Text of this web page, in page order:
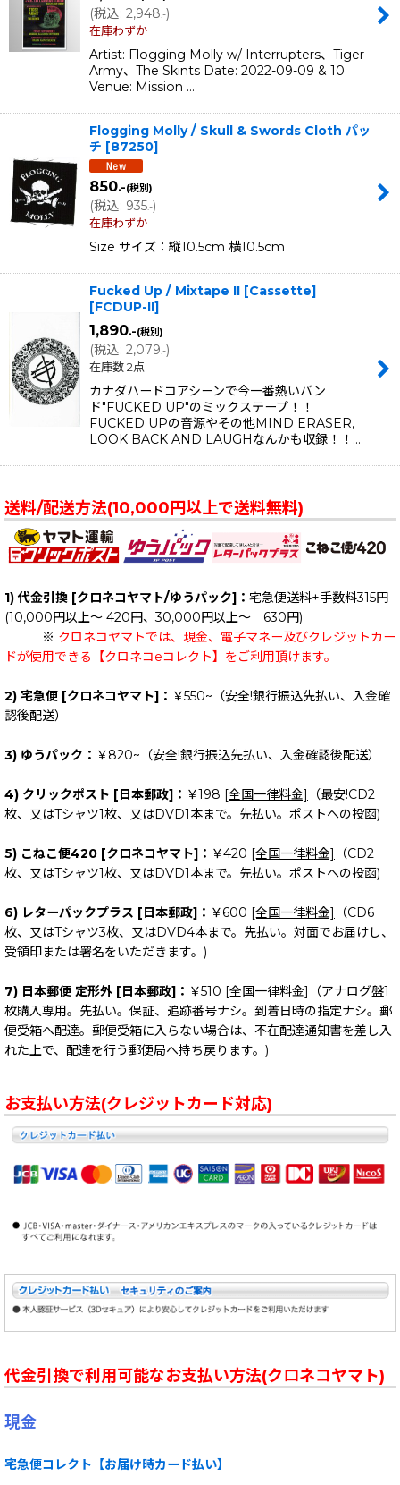
(税込: 2,948.-)
在庫わずか
Artist: Flogging Molly w/ Interrupters、Tiger
Army、The Skints Date: 2022-09-09 & 10
Venue: Mission …
Flogging Molly / Skull & Swords Cloth パッ
チ [87250]
850.-(税別)
(税込: 935.-)
在庫わずか
Size サイズ：縦10.5cm 横10.5cm
Fucked Up / Mixtape II [Cassette]
[FCDUP-II]
1,890.-(税別)
(税込: 2,079.-)
在庫数 2点
カナダハードコアシーンで今一番熱いバン
ド"FUCKED UP"のミックステープ！！
FUCKED UPの音源やその他MIND ERASER,
LOOK BACK AND LAUGHなんかも収録！！…
送料/配送方法(10,000円以上で送料無料)
1) 代金引換 [クロネコヤマト/ゆうパック]： 宅急便送料+手数料315円
(10,000円以上～ 420円、30,000円以上～ 630円)
※ クロネコヤマトでは、現金、電子マネー及びクレジットカー
ドが使用できる【クロネコeコレクト】をご利用頂けます。
2) 宅急便 [クロネコヤマト]： ￥550~（安全!銀行振込先払い、入金確
認後配送）
3) ゆうパック： ￥820~（安全!銀行振込先払い、入金確認後配送）
4) クリックポスト [日本郵政]： ￥198 [全国一律料金]
（最安!CD2
枚、又はTシャツ1枚、又はDVD1本まで。先払い。ポストへの投函)
5) こねこ便420 [クロネコヤマト]： ￥420 [全国一律料金]
（CD2
枚、又はTシャツ1枚、又はDVD1本まで。先払い。ポストへの投函)
6) レターパックプラス [日本郵政]： ￥600 [全国一律料金]
（CD6
枚、又はTシャツ3枚、又はDVD4本まで。先払い。対面でお届けし、
受領印または署名をいただきます。)
7) 日本郵便 定形外 [日本郵政]： ￥510 [全国一律料金]
（アナログ盤1
枚購入専用。先払い。保証、追跡番号ナシ。到着日時の指定ナシ。郵
便受箱へ配達。郵便受箱に入らない場合は、不在配達通知書を差し入
れた上で、配達を行う郵便局へ持ち戻ります。)
お支払い方法(クレジットカード対応)
代金引換で利用可能なお支払い方法(クロネコヤマト)
現金
宅急便コレクト【お届け時カード払い】